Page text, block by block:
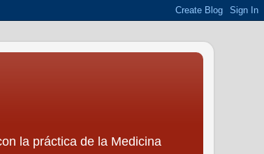
la práctica de la Medicina